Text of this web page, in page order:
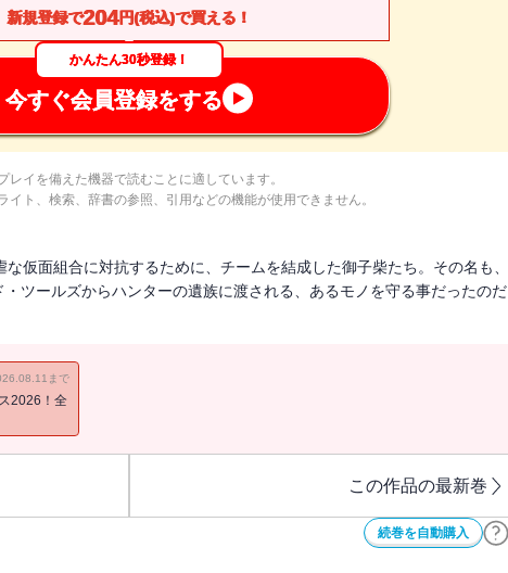
新規登録で204円(税込)で買える！
かんたん30秒登録！
今すぐ会員登録をする
イを備えた機器で読むことに適しています。
ト、検索、辞書の参照、引用などの機能が使用できません。
仮面組合に対抗するために、チームを結成した御子柴たち。その名も、
ツールズからハンターの遺族に渡される、あるモノを守る事だったのだ
まで
2026！全
この作品の最新巻
続巻を自動購入